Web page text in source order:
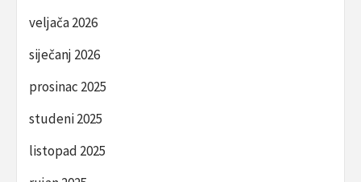
veljača 2026
siječanj 2026
prosinac 2025
studeni 2025
listopad 2025